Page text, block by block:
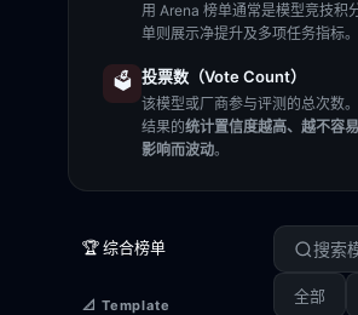
用 Arena 榜单通常是模型竞技积
单则展示净提升及多项任务指标。
🗳️ 投票数（Vote Count）
该模型或厂商参与评测的总次数。
结果的统计置信度越高、越不容
影响而波动。
🏆 综合榜单
📐 Template 全部